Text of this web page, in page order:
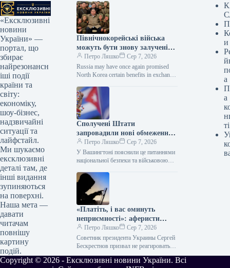
«Ексклюзивні
новини
України» —
портал, що
збирає
найрезонансн
іші події
країни та
світу:
економіку,
шоу-бізнес,
надзвичайні
ситуації та
лайфстайл.
Ми шукаємо
ексклюзивні
деталі там, де
інші видання
зупиняються
на поверхні.
Наша мета —
давати
читачам
повнішу
картину
подій.
Північнокорейські війська
можуть бути знову залучені
Росією до бойових дій, експерт
вказав на регіон, що зазнає
найбільшого ризику.
Петро Ляшко
Сер 7, 2026
Russia may have once again promised
North Korea certain benefits in exchange
personnel.…
Сполучені Штати
запровадили нові обмеження
проти Куби, що може бути
пов’язано з конфліктом в
Україні.
Петро Ляшко
Сер 7, 2026
У Вашингтоні пояснили це питаннями
національної безпеки та військовою
Куба / © Associated Press Сполучені
Штати ввели новий перелік…
«Платіть, і вас оминуть
неприємності»: аферисти
придумали безсовісну схему
під час обстрілів України
Петро Ляшко
Сер 7, 2026
Советник президента Украины Сергей
Бескрестнов призвал не реагировать
мошенническая схема / © Getty Images
и
а
а
ті
Copyright © 2026 - Ексклюзивні новини України. Всі